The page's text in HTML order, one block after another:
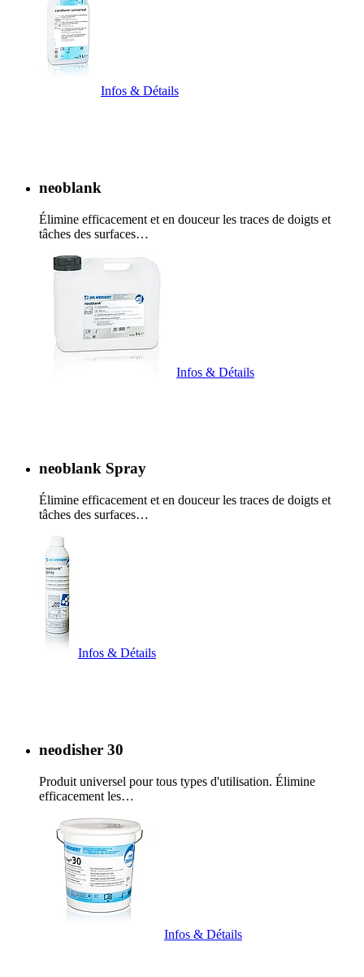
Infos & Détails
neoblank
Élimine efficacement et en douceur les traces de doigts et
tâches des surfaces…
Infos & Détails
neoblank Spray
Élimine efficacement et en douceur les traces de doigts et
tâches des surfaces…
Infos & Détails
neodisher 30
Produit universel pour tous types d'utilisation. Élimine
efficacement les…
Infos & Détails